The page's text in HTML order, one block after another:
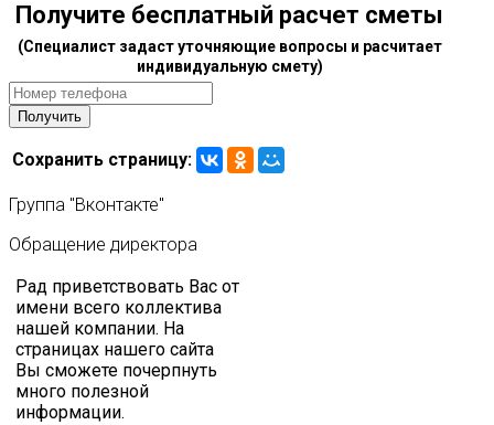
Получите бесплатный расчет сметы
(Специалист задаст уточняющие вопросы и расчитает
индивидуальную смету)
Сохранить страницу:
Группа "Вконтакте"
Обращение директора
Рад приветствовать Вас от
имени всего коллектива
нашей компании. На
страницах нашего сайта
Вы сможете почерпнуть
много полезной
информации.